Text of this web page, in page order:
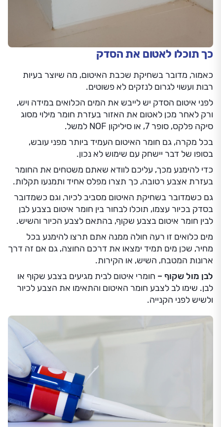
כך תוכלו לאטום את הסדק
כאמור, מדובר בשחיקת שכבת האיטום, מה שיוצר בעיות
רבות ועשוי לגרום לנזקים לא פשוטים.
לפני איטום הסדק יש לייבש את המים הכלואים במידה ויש,
ורק לאחר מכן לאטום את האזור בעזרת חומר מילוי מסוג
סיקה פלקס, סופר 7, או סיליקון NOF למשל.
בכל מקרה, גם חומר האיטום העמיד ביותר מפני עובש,
בסופו של דבר יישחק עם שימוש לא נכון.
כדי להימנע מכך, עליכם לוודא שאתם משטחים את החומר
בעזרת אצבע רטובה, כך תצרו מפלס אחיד ותמנעו תקלות.
גם כשמדובר בשחיקת האיטום מסביב לכיור, וגם כשמדובר
בסדק בכיור עצמו, תוכלו לבחור בין חומר איטום בצבע לבן
לבין חומר איטום בצבע שקוף, בהתאם לצבע הכיור והשיש.
מים כלואים זו רעה חולה ממנה אתם תרצו להימנע בכל
מחיר, שכן מים תמיד ימצאו את דרכם החוצה, גם אם זה דרך
ארונות המטבח, השיש, או הקירות.
לבן מול שקוף – חומרי איטום לבית מגיעים בצבע שקוף או
לבן. שימו לב לצבע חומר האיטום והתאימו את הצבע לכיור
ולשיש לפני הקנייה.